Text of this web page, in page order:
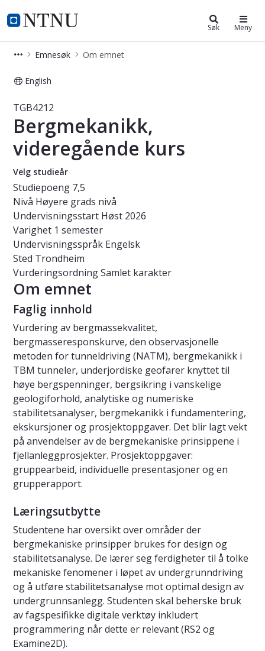
NTNU Hjemmeside
Studier Søk Meny
Emnesøk Om emnet
English
Emne - Bergmekanikk,
TGB4212
Bergmekanikk,
videregående kurs
Velg studieår
Studiepoeng 7,5
Nivå Høyere grads nivå
Undervisningsstart Høst 2026
Varighet 1 semester
Undervisningsspråk Engelsk
Sted Trondheim
VurderingsordningSamlet karakter
Om emnet
Faglig innhold
Vurdering av bergmassekvalitet,
bergmasseresponskurve, den observasjonelle
metoden for tunneldriving (NATM), bergmekanikk i
TBM tunneler, underjordiske geofarer knyttet til
høye bergspenninger, bergsikring i vanskelige
geologiforhold, analytiske og numeriske
stabilitetsanalyser, bergmekanikk i fundamentering,
ekskursjoner og prosjektoppgaver. Det blir lagt vekt
på anvendelser av de bergmekaniske prinsippene i
fjellanleggprosjekter. Prosjektoppgaver:
gruppearbeid, individuelle presentasjoner og en
grupperapport.
Læringsutbytte
Studentene har oversikt over områder der
bergmekaniske prinsipper brukes for design og
stabilitetsanalyse. De lærer seg ferdigheter til å tolke
mekaniske fenomener i løpet av undergrunndriving
og å utføre stabilitetsanalyse mot optimal design av
undergrunnsanlegg. Studenten skal beherske bruk
av fagspesifikke digitale verktøy inkludert
programmering når dette er relevant (RS2 og
Examine2D).